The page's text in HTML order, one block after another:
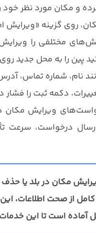
کرده و مکان مورد نظر
روی گزینه «ویرایش
مختلفی را
پین را به محل جدید
نام، شماره تماس،
دکمه ثبت را
ویرایش مکان در
درخواست، سرعت
مکان در بلد یا
از صحت اطلاعات،
آماده است تا این خدمات